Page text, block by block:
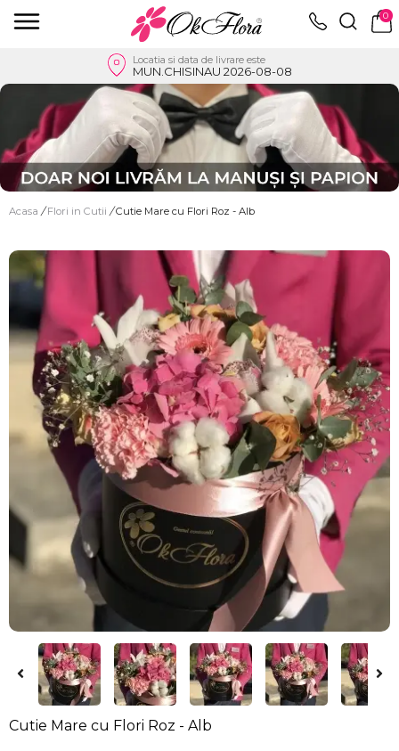
0
Locatia si data de livrare este
MUN.CHISINAU 2026-08-08
Acasa / Flori in Cutii / Cutie Mare cu Flori Roz - Alb
Cutie Mare cu Flori Roz - Alb